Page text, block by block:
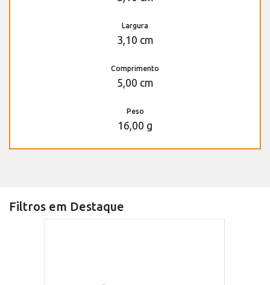
Largura
3,10 cm
Comprimento
5,00 cm
Peso
16,00 g
Filtros em Destaque